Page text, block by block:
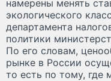
намерены менять
экологического
департамента
политики
По его словам,
рынке в России
то есть по тому, где